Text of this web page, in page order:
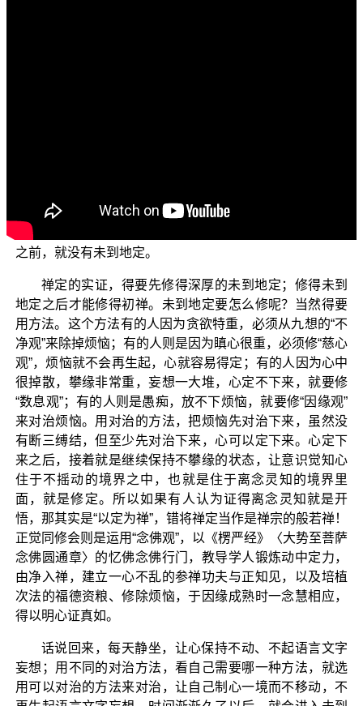
初禅前的未到地定，二禅前的未到地定，乃至四禅前的未
到地定，都是未到地定。可是无色界相应的四空定的定境
之前，就没有未到地定。
禅定的实证，得要先修得深厚的未到地定；修得未到
地定之后才能修得初禅。未到地定要怎么修呢？当然得要
用方法。这个方法有的人因为贪欲特重，必须从九想的“不
净观”来除掉烦恼；有的人则是因为瞋心很重，必须修“慈心
观”，烦恼就不会再生起，心就容易得定；有的人因为心中
很掉散，攀缘非常重，妄想一大堆，心定不下来，就要修
“数息观”；有的人则是愚痴，放不下烦恼，就要修“因缘观”
来对治烦恼。用对治的方法，把烦恼先对治下来，虽然没
有断三缚结，但至少先对治下来，心可以定下来。心定下
来之后，接着就是继续保持不攀缘的状态，让意识觉知心
住于不摇动的境界之中，也就是住于离念灵知的境界里
面，就是修定。所以如果有人认为证得离念灵知就是开
悟，那其实是“以定为禅”，错将禅定当作是禅宗的般若禅！
正觉同修会则是运用“念佛观”，以《楞严经》〈大势至菩萨
念佛圆通章〉的忆佛念佛行门，教导学人锻炼动中定力，
由净入禅，建立一心不乱的参禅功夫与正知见，以及培植
次法的福德资粮、修除烦恼，于因缘成熟时一念慧相应，
得以明心证真如。
话说回来，每天静坐，让心保持不动、不起语言文字
妄想；用不同的对治方法，看自己需要哪一种方法，就选
用可以对治的方法来对治，让自己制心一境而不移动，不